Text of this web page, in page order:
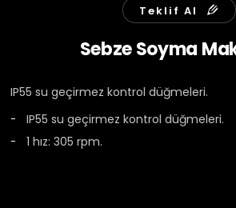
Teklif Al
Sebze Soyma
IP55 su geçirmez kontrol düğmeleri.
IP55 su geçirmez kontrol düğmeleri.
1 hız: 305 rpm.